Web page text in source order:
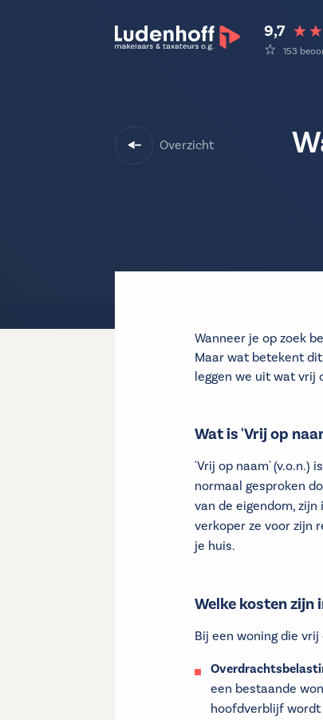
9,7
153
Overzicht
Wanneer je op zoek
Maar wat betekent
leggen we uit wat vrij
Wat is 'Vrij op
'Vrij op naam' (v.o.n.)
normaal gesproken
van de eigendom,
verkoper ze voor zijn
je huis.
Welke kosten zijn
Bij een woning die
een bestaande
hoofdverblijf wordt